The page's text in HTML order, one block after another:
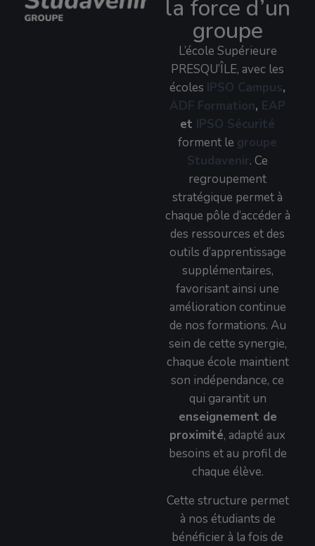
la force d’un
groupe
L’école Supérieure
PRESQU’ÎLE, avec les
écoles IPSO Campus,
ADF Formation, EAP
et IPSO Sécurité
forment le groupe
Studavenir. Ce
regroupement
stratégique permet à
chaque pôle d’accéder à
des ressources et des
outils d’apprentissage
supplémentaires,
favorisant ainsi une
amélioration continue
de nos formations. Au
sein de cette synergie,
chaque école maintient
son indépendance, ce
qui garantit un
enseignement de
proximité, adapté aux
besoins et au profil de
chaque élève.
Cette structure permet
à nos étudiants de
bénéficier à la fois de